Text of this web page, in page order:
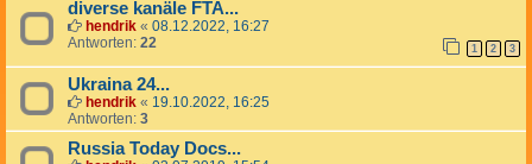
diverse kanäle FTA...
hendrik « 08.12.2022, 16:27
Antworten: 22 1 2 3
Ukraina 24...
hendrik « 19.10.2022, 16:25
Antworten: 3
Russia Today Docs...